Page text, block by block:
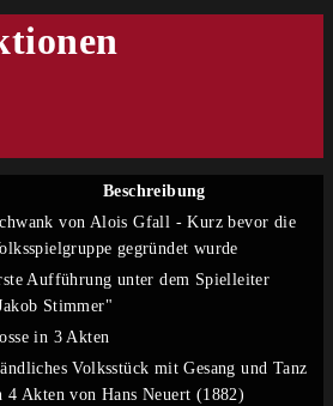
Beschreibung
von Alois Gfall - Kurz bevor die
gegründet wurde
Aufführung unter dem Spielleiter
Stimmer"
in 3 Akten
Volksstück mit Gesang und Tanz
4 Akten von Hans Neuert (1882)